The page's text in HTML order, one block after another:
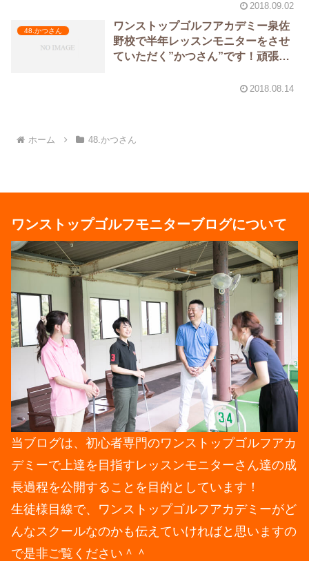
2018.09.02
48.かつさん
ワンストップゴルフアカデミー泉佐
野校で半年レッスンモニターをさせ
ていただく”かつさん”です！頑張り
2018.08.14
ホーム 48.かつさん
ワンストップゴルフモニターブログについて
当ブログは、初心者専門のワンストップゴルフアカ
デミーで上達を目指すレッスンモニターさん達の成
長過程を公開することを目的としています！
生徒様目線で、ワンストップゴルフアカデミーがど
んなスクールなのかも伝えていければと思いますの
で是非ご覧ください＾＾